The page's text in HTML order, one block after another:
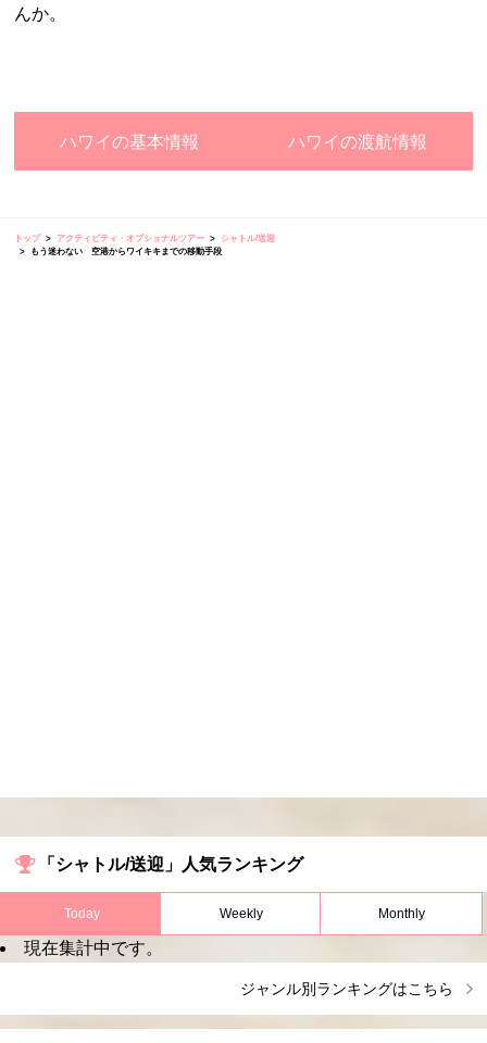
んか。
ハワイの基本情報 ハワイの渡航情報
トップ アクティビティ・オプショナルツアー
シャトル/送迎
もう迷わない 空港からワイキキまでの移動手段
「シャトル/送迎」人気ランキング
Today Weekly Monthly
現在集計中です。
ジャンル別ランキングはこちら